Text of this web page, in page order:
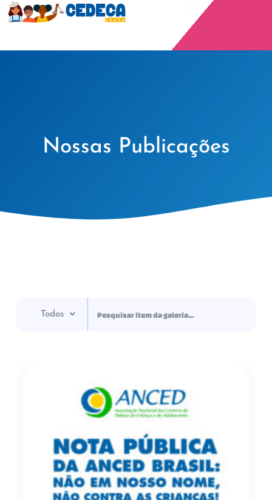
Nossas Publicações
Todos